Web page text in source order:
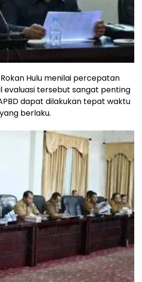
Hulu menilai percepatan
evaluasi tersebut sangat penting
dapat dilakukan tepat waktu
berlaku.